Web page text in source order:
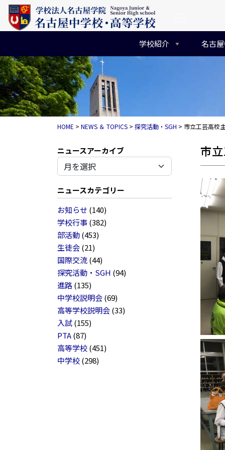
コンテンツへスキップ
メインナビゲーション
学校紹介 名古
HOME > NEWS ＆ TOPICS > 探究活動・SGH > 市立工芸高校
アーカイブ
ニュースカテゴリー
お知らせ (140)
学校行事(382)
部活動(453)
生徒会(21)
国際交流(44)
探究活動・SGH (94)
進路(135)
中学校説明会(69)
高等学校説明会(33)
入試(155)
PTA(87)
高等学校(451)
中学校(298)
市